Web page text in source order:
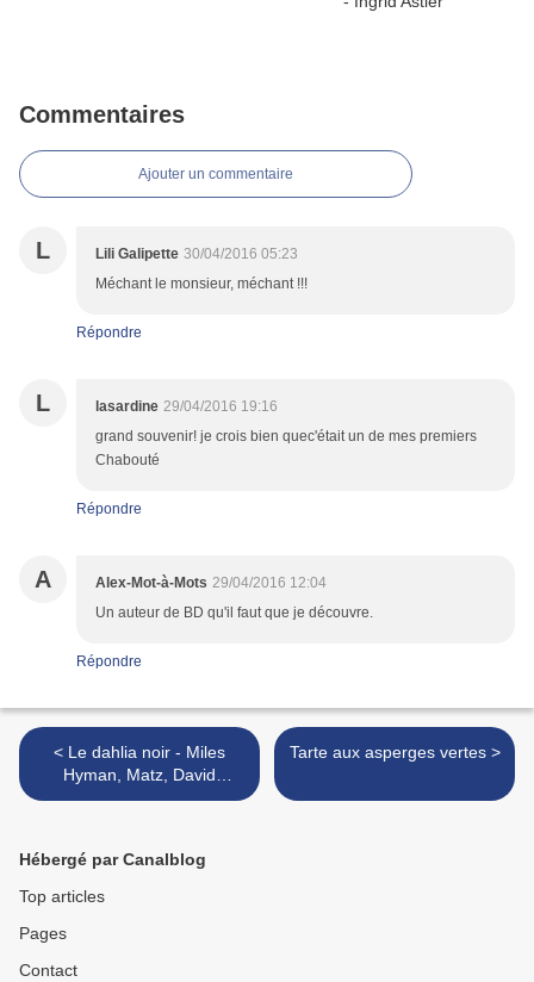
Commentaires
Ajouter un commentaire
L Lili Galipette 30/04/2016 05:23
Méchant le monsieur, méchant !!!
Répondre
L lasardine 29/04/2016 19:16
grand souvenir! je crois bien quec'était un de mes premiers
Chabouté
Répondre
A Alex-Mot-à-Mots 29/04/2016 12:04
Un auteur de BD qu'il faut que je découvre.
Répondre
< Le dahlia noir - Miles
Hyman, Matz, David
Fincher, James Ellroy
Tarte aux asperges vertes >
Hébergé par Canalblog
Top articles
Pages
Contact